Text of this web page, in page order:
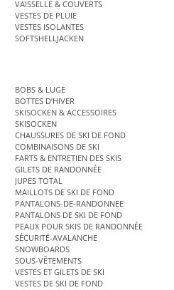
VAISSELLE & COUVERTS
VESTES DE PLUIE
VESTES ISOLANTES
SOFTSHELLJACKEN
BOBS & LUGE
BOTTES D’HIVER
SKISOCKEN & ACCESSOIRES
SKISOCKEN
CHAUSSURES DE SKI DE FOND
COMBINAISONS DE SKI
FARTS & ENTRETIEN DES SKIS
GILETS DE RANDONNÉE
JUPES TOTAL
MAILLOTS DE SKI DE FOND
PANTALONS-DE-RANDONNEE
PANTALONS DE SKI DE FOND
PEAUX POUR SKIS DE RANDONNÉE
SÉCURITÉ-AVALANCHE
SNOWBOARDS
SOUS-VÊTEMENTS
VESTES ET GILETS DE SKI
VESTES DE SKI DE FOND